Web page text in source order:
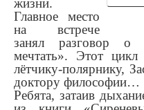
жизни.
Главное место
на встрече
занял разговор о
мечтать». Этот
лётчику-полярнику,
доктору философии…
Ребята, затаив